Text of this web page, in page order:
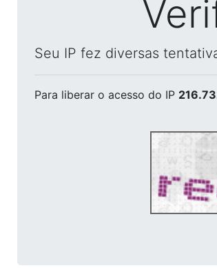
Seu IP fez diversas
Para liberar o acesso do IP